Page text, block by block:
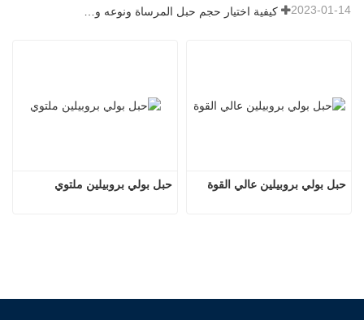
2023-01-14
حبل بولي بروبيلين ملتوي حبل بولي بروبيلين عالي القوة